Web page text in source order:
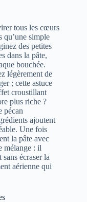
tous les cœurs
qu’une simple
des petites
dans la pâte,
bouchée.
légèrement de
; cette astuce
croustillant
plus riche ?
pécan
ajoutent
Une fois
la pâte avec
mélange : il
écraser la
aérienne qui